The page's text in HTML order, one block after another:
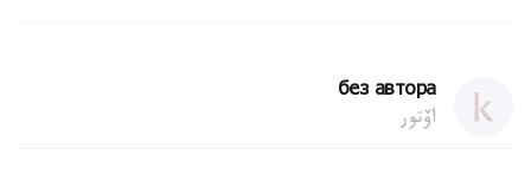
без автора
اۆتور